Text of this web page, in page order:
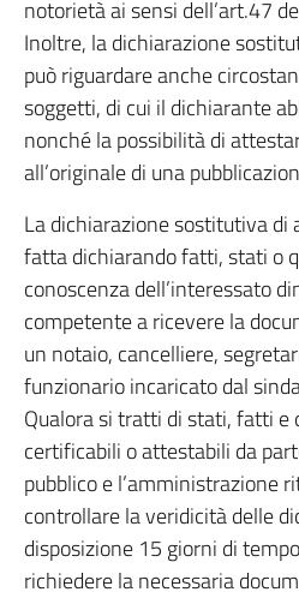
notorietà ai sensi dell’art.47
Inoltre, la dichiarazione
può riguardare anche
soggetti, di cui il dichiarante
nonché la possibilità di
all’originale di una
La dichiarazione sostitutiva di
fatta dichiarando fatti, stati o
conoscenza dell’interessato
competente a ricevere la
un notaio, cancelliere,
funzionario incaricato dal
Qualora si tratti di stati, fatti e
certificabili o attestabili da
pubblico e l’amministrazione
controllare la veridicità delle
disposizione 15 giorni di
richiedere la necessaria